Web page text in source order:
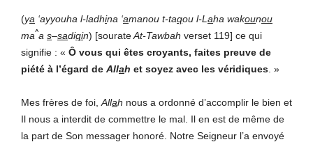
(ya ‘ayyouha l-ladhina ‘amanou t-taqou l-L aha wakounou
ma^a s–sadiqin) [sourateAt-Tawbah verset 119] ce qui
signifie : « Ô vous qui êtes croyants, faites preuve de
piété à l’égard de Allah et soyez avec les véridiques . »
Mes frères de foi, Allah nous a ordonné d’accomplir le bien et
Il nous a interdit de commettre le mal. Il en est de même de
la part de Son messager honoré. Notre Seigneur l’a envoyé